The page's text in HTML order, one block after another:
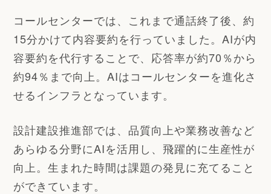
コールセンターでは、これまで通話終了後、約
15分かけて内容要約を行っていました。AIが内
容要約を代行することで、応答率が約70％から
約94％まで向上。AIはコールセンターを進化さ
せるインフラとなっています。
設計建設推進部では、品質向上や業務改善など
あらゆる分野にAIを活用し、飛躍的に生産性が
向上。生まれた時間は課題の発見に充てること
ができています。